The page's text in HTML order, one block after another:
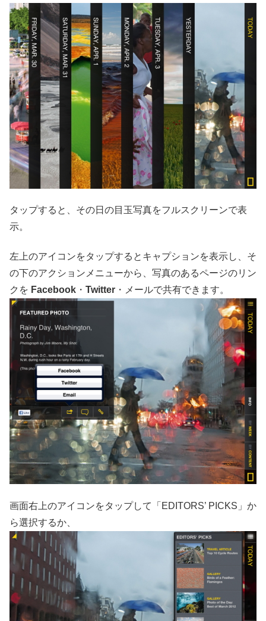
タップすると、その日の目玉写真をフルスクリーンで表
示。
左上のアイコンをタップするとキャプションを表示し、そ
の下のアクションメニューから、写真のあるページのリン
クを Facebook ・ Twitter ・メールで共有できます。
画面右上のアイコンをタップして「EDITORS’ PICKS」か
ら選択するか、